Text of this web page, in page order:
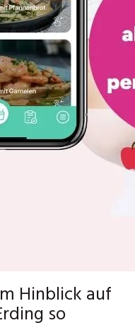
Hinblick auf
so